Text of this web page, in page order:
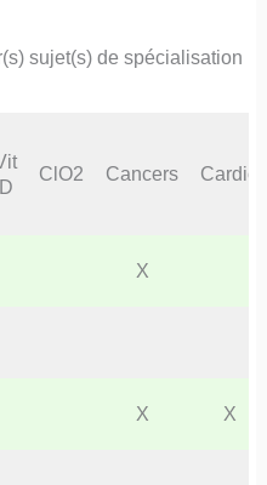
sujet(s) de spécialisation
D
ClO2 Cancers Cardio
X
X X